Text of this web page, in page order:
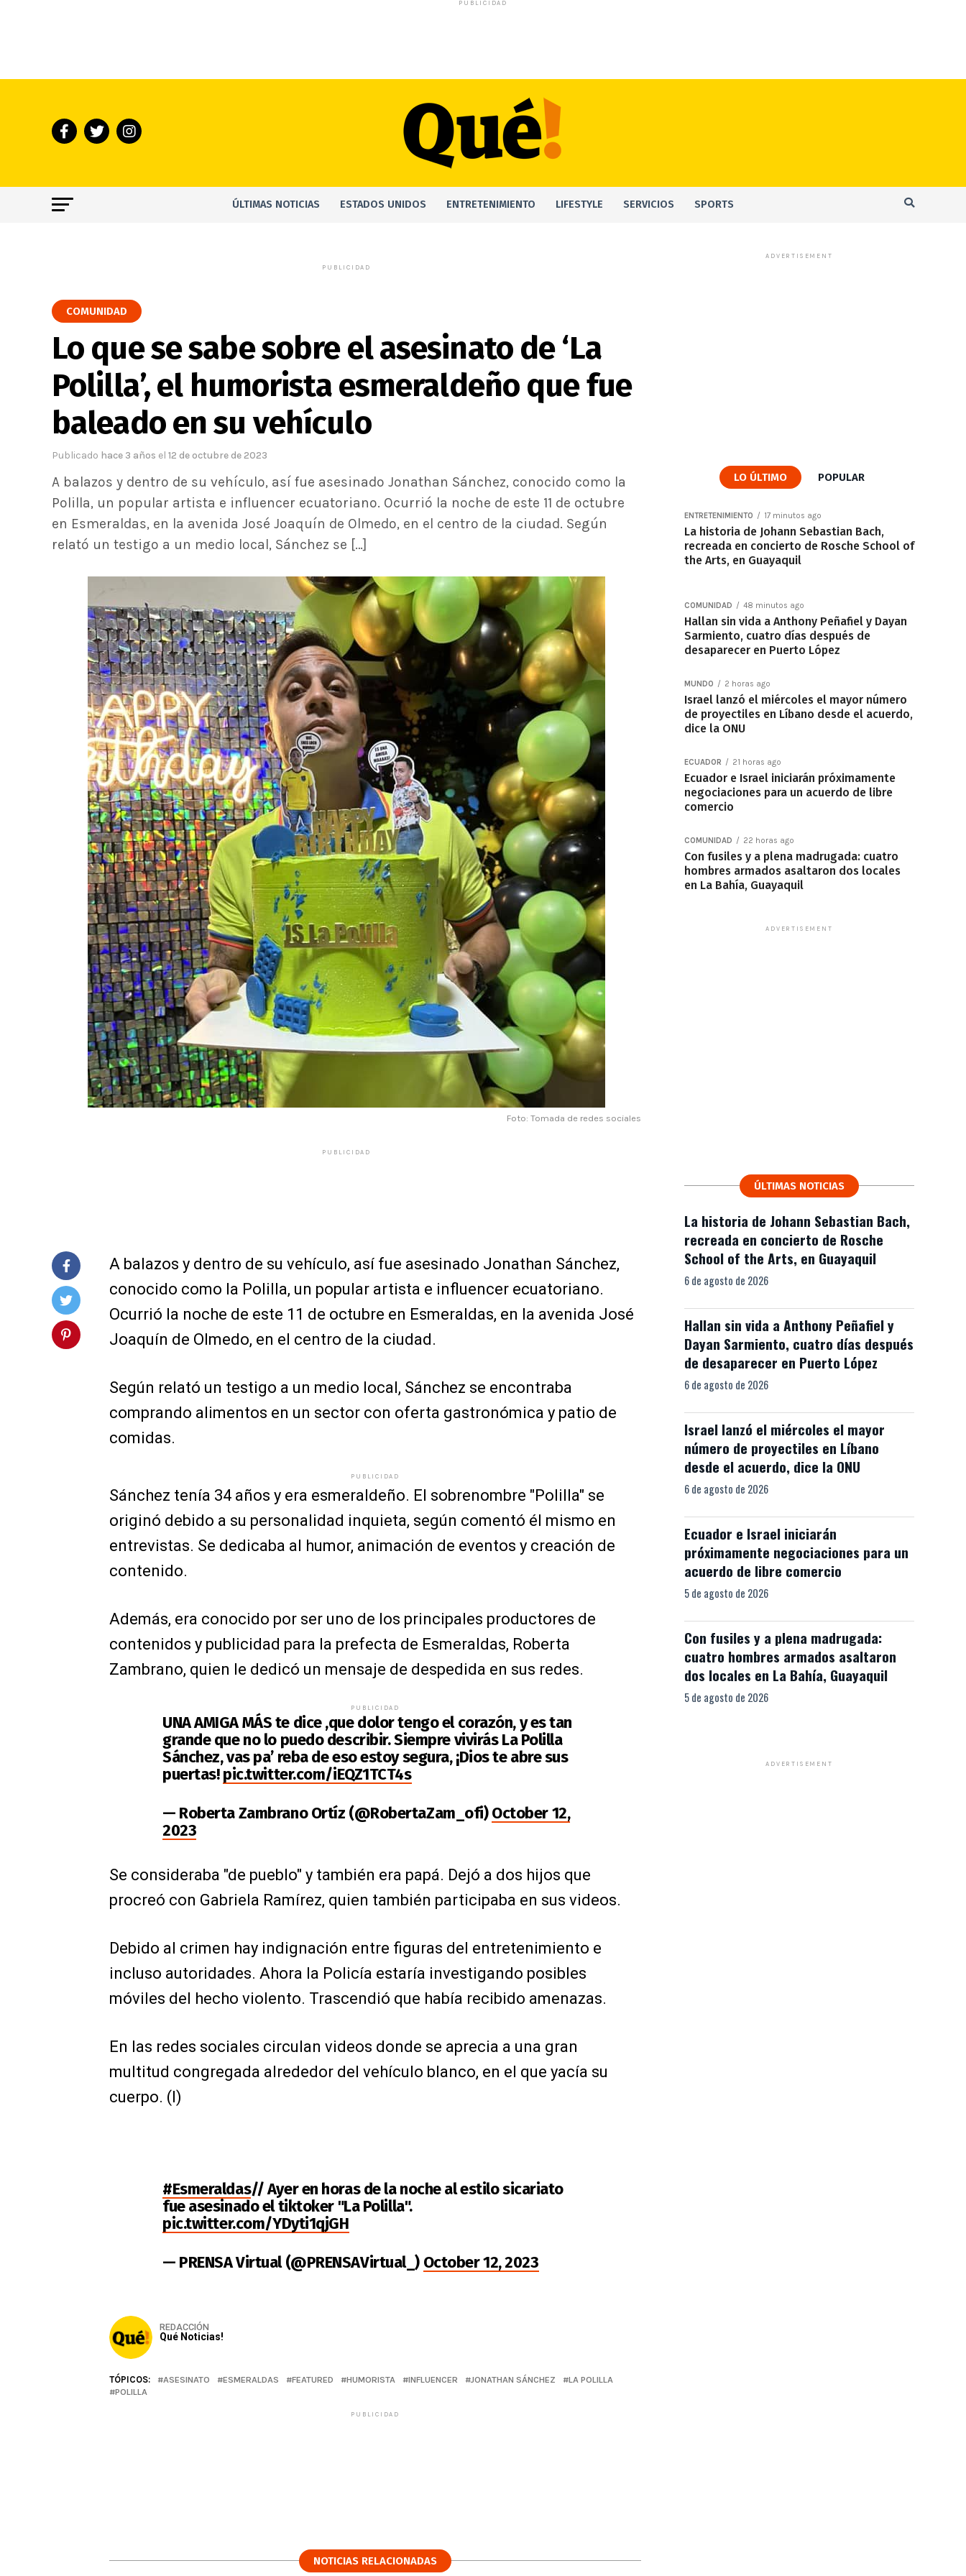
PUBLICIDAD
ÚLTIMAS NOTICIAS ESTADOS UNIDOS ENTRETENIMIENTO LIFESTYLE SERVICIOS SPORTS
PUBLICIDAD
COMUNIDAD
Lo que se sabe sobre el asesinato de ‘La
Polilla’, el humorista esmeraldeño que fue
baleado en su vehículo
Publicado hace 3 años el 12 de octubre de 2023
A balazos y dentro de su vehículo, así fue asesinado Jonathan Sánchez, conocido como la
Polilla, un popular artista e influencer ecuatoriano. Ocurrió la noche de este 11 de octubre
en Esmeraldas, en la avenida José Joaquín de Olmedo, en el centro de la ciudad. Según
relató un testigo a un medio local, Sánchez se […]
Foto: Tomada de redes sociales
PUBLICIDAD
A balazos y dentro de su vehículo, así fue asesinado Jonathan Sánchez,
conocido como la Polilla, un popular artista e influencer ecuatoriano.
Ocurrió la noche de este 11 de octubre en Esmeraldas, en la avenida José
Joaquín de Olmedo, en el centro de la ciudad.
Según relató un testigo a un medio local, Sánchez se encontraba
comprando alimentos en un sector con oferta gastronómica y patio de
comidas.
PUBLICIDAD
Sánchez tenía 34 años y era esmeraldeño. El sobrenombre "Polilla" se
originó debido a su personalidad inquieta, según comentó él mismo en
entrevistas. Se dedicaba al humor, animación de eventos y creación de
contenido.
Además, era conocido por ser uno de los principales productores de
contenidos y publicidad para la prefecta de Esmeraldas, Roberta
Zambrano, quien le dedicó un mensaje de despedida en sus redes.
PUBLICIDAD
UNA AMIGA MÁS te dice ,que dolor tengo el corazón, y es tan
grande que no lo puedo describir. Siempre vivirás La Polilla
Sánchez, vas pa’ reba de eso estoy segura, ¡Dios te abre sus
puertas!pic.twitter.com/iEQZ1TCT4s
— Roberta Zambrano Ortíz (@RobertaZam_ofi)October 12,
2023
Se consideraba "de pueblo" y también era papá. Dejó a dos hijos que
procreó con Gabriela Ramírez, quien también participaba en sus videos.
Debido al crimen hay indignación entre figuras del entretenimiento e
incluso autoridades. Ahora la Policía estaría investigando posibles
móviles del hecho violento. Trascendió que había recibido amenazas.
En las redes sociales circulan videos donde se aprecia a una gran
multitud congregada alrededor del vehículo blanco, en el que yacía su
cuerpo. (I)
#Esmeraldas// Ayer en horas de la noche al estilo sicariato
fue asesinado el tiktoker "La Polilla".
pic.twitter.com/YDyti1qjGH
— PRENSA Virtual (@PRENSAVirtual_) October 12, 2023
REDACCIÓN
Qué Noticias!
TÓPICOS: ASESINATO ESMERALDAS FEATURED HUMORISTA INFLUENCER JONATHAN SÁNCHEZ
LA POLILLA
POLILLA
PUBLICIDAD
NOTICIAS RELACIONADAS
ADVERTISEMENT
LO ÚLTIMO POPULAR
ENTRETENIMIENTO 17 minutos ago
La historia de Johann Sebastian Bach,
recreada en concierto de Rosche School of
the Arts, en Guayaquil
COMUNIDAD 48 minutos ago
Hallan sin vida a Anthony Peñafiel y Dayan
Sarmiento, cuatro días después de
desaparecer en Puerto López
MUNDO 2 horas ago
Israel lanzó el miércoles el mayor número
de proyectiles en Líbano desde el acuerdo,
dice la ONU
ECUADOR 21 horas ago
Ecuador e Israel iniciarán próximamente
negociaciones para un acuerdo de libre
comercio
COMUNIDAD 22 horas ago
Con fusiles y a plena madrugada: cuatro
hombres armados asaltaron dos locales
en La Bahía, Guayaquil
ADVERTISEMENT
ÚLTIMAS NOTICIAS
La historia de Johann Sebastian Bach,
recreada en concierto de Rosche
School of the Arts, en Guayaquil
6 de agosto de 2026
Hallan sin vida a Anthony Peñafiel y
Dayan Sarmiento, cuatro días después
de desaparecer en Puerto López
6 de agosto de 2026
Israel lanzó el miércoles el mayor
número de proyectiles en Líbano
desde el acuerdo, dice la ONU
6 de agosto de 2026
Ecuador e Israel iniciarán
próximamente negociaciones para un
acuerdo de libre comercio
5 de agosto de 2026
Con fusiles y a plena madrugada:
cuatro hombres armados asaltaron
dos locales en La Bahía, Guayaquil
5 de agosto de 2026
ADVERTISEMENT